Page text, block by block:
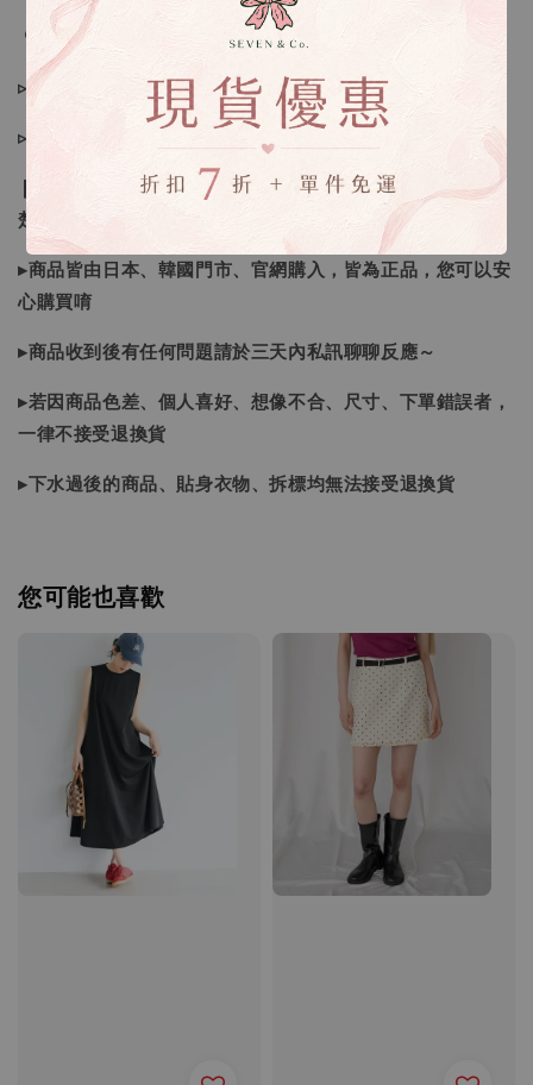
🔍IG搜尋：Sevenjewelry.co
▹現貨商品１～３日內寄出
▹預購商品７～２１日（不含假日）寄出，如遇缺貨請見諒！
❙ 本賣場不接受下標後要求取消訂單（下標前請三思與看清
楚）❙
▸商品皆由日本、韓國門市、官網購入，皆為正品，您可以安
心購買唷
▸商品收到後有任何問題請於三天內私訊聊聊反應～
▸若因商品色差、個人喜好、想像不合、尺寸、下單錯誤者，
一律不接受退換貨
▸下水過後的商品、貼身衣物、拆標均無法接受退換貨
您可能也喜歡